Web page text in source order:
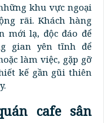
khu vực ngoại
rãi. Khách hàng
mới lạ, độc đáo để
gian yên tĩnh để
làm việc, gặp gỡ
kế gần gũi thiên
cafe sân